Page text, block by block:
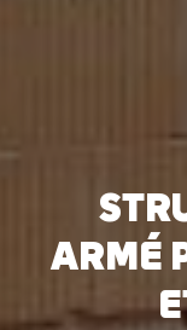
ARMÉ